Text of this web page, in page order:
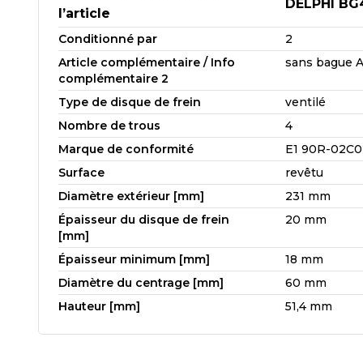
l’article
DELPHI
Conditionné par
2
Article complémentaire / Info
complémentaire 2
sans bague
Type de disque de frein
ventilé
Nombre de trous
4
Marque de conformité
E1 90R-
Surface
revêtu
Diamètre extérieur [mm]
231 mm
Épaisseur du disque de frein
[mm]
20 mm
Épaisseur minimum [mm]
18 mm
Diamètre du centrage [mm]
60 mm
Hauteur [mm]
51,4 mm